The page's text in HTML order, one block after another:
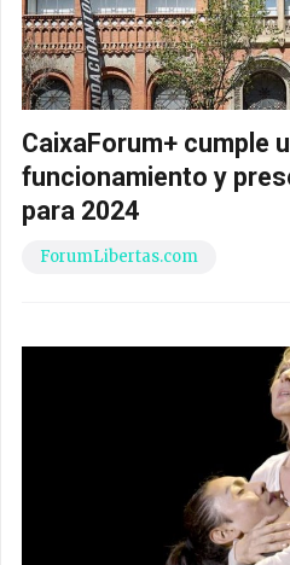
CaixaForum+ cumple
funcionamiento y
para 2024
ForumLibertas.com